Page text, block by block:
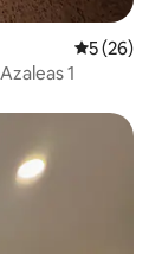
Średnia
5 (26)
1